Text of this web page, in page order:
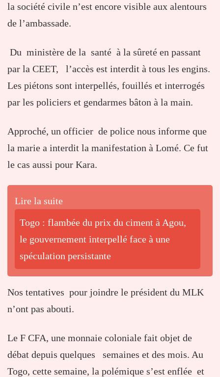
la société civile n’est encore visible aux alentours
de l’ambassade.
Du ministère de la santé à la sûreté en passant
par la CEET, l’accès est interdit à tous les engins.
Les piétons sont interpellés, fouillés et interrogés
par les policiers et gendarmes bâton à la main.
Approché, un officier de police nous informe que
la marie a interdit la manifestation à Lomé. Ce fut
le cas aussi pour Kara.
Lire la suite
Togo : flambée du prix du ciment à Agou,
le gouvernement interpellé face à une
spéculation persistante
Nos tentatives pour joindre le président du MLK
n’ont pas abouti.
Le F CFA, une monnaie coloniale fait objet de
débat depuis quelques semaines et des mois. Au
Togo, cette semaine, la polémique s’est enflée et